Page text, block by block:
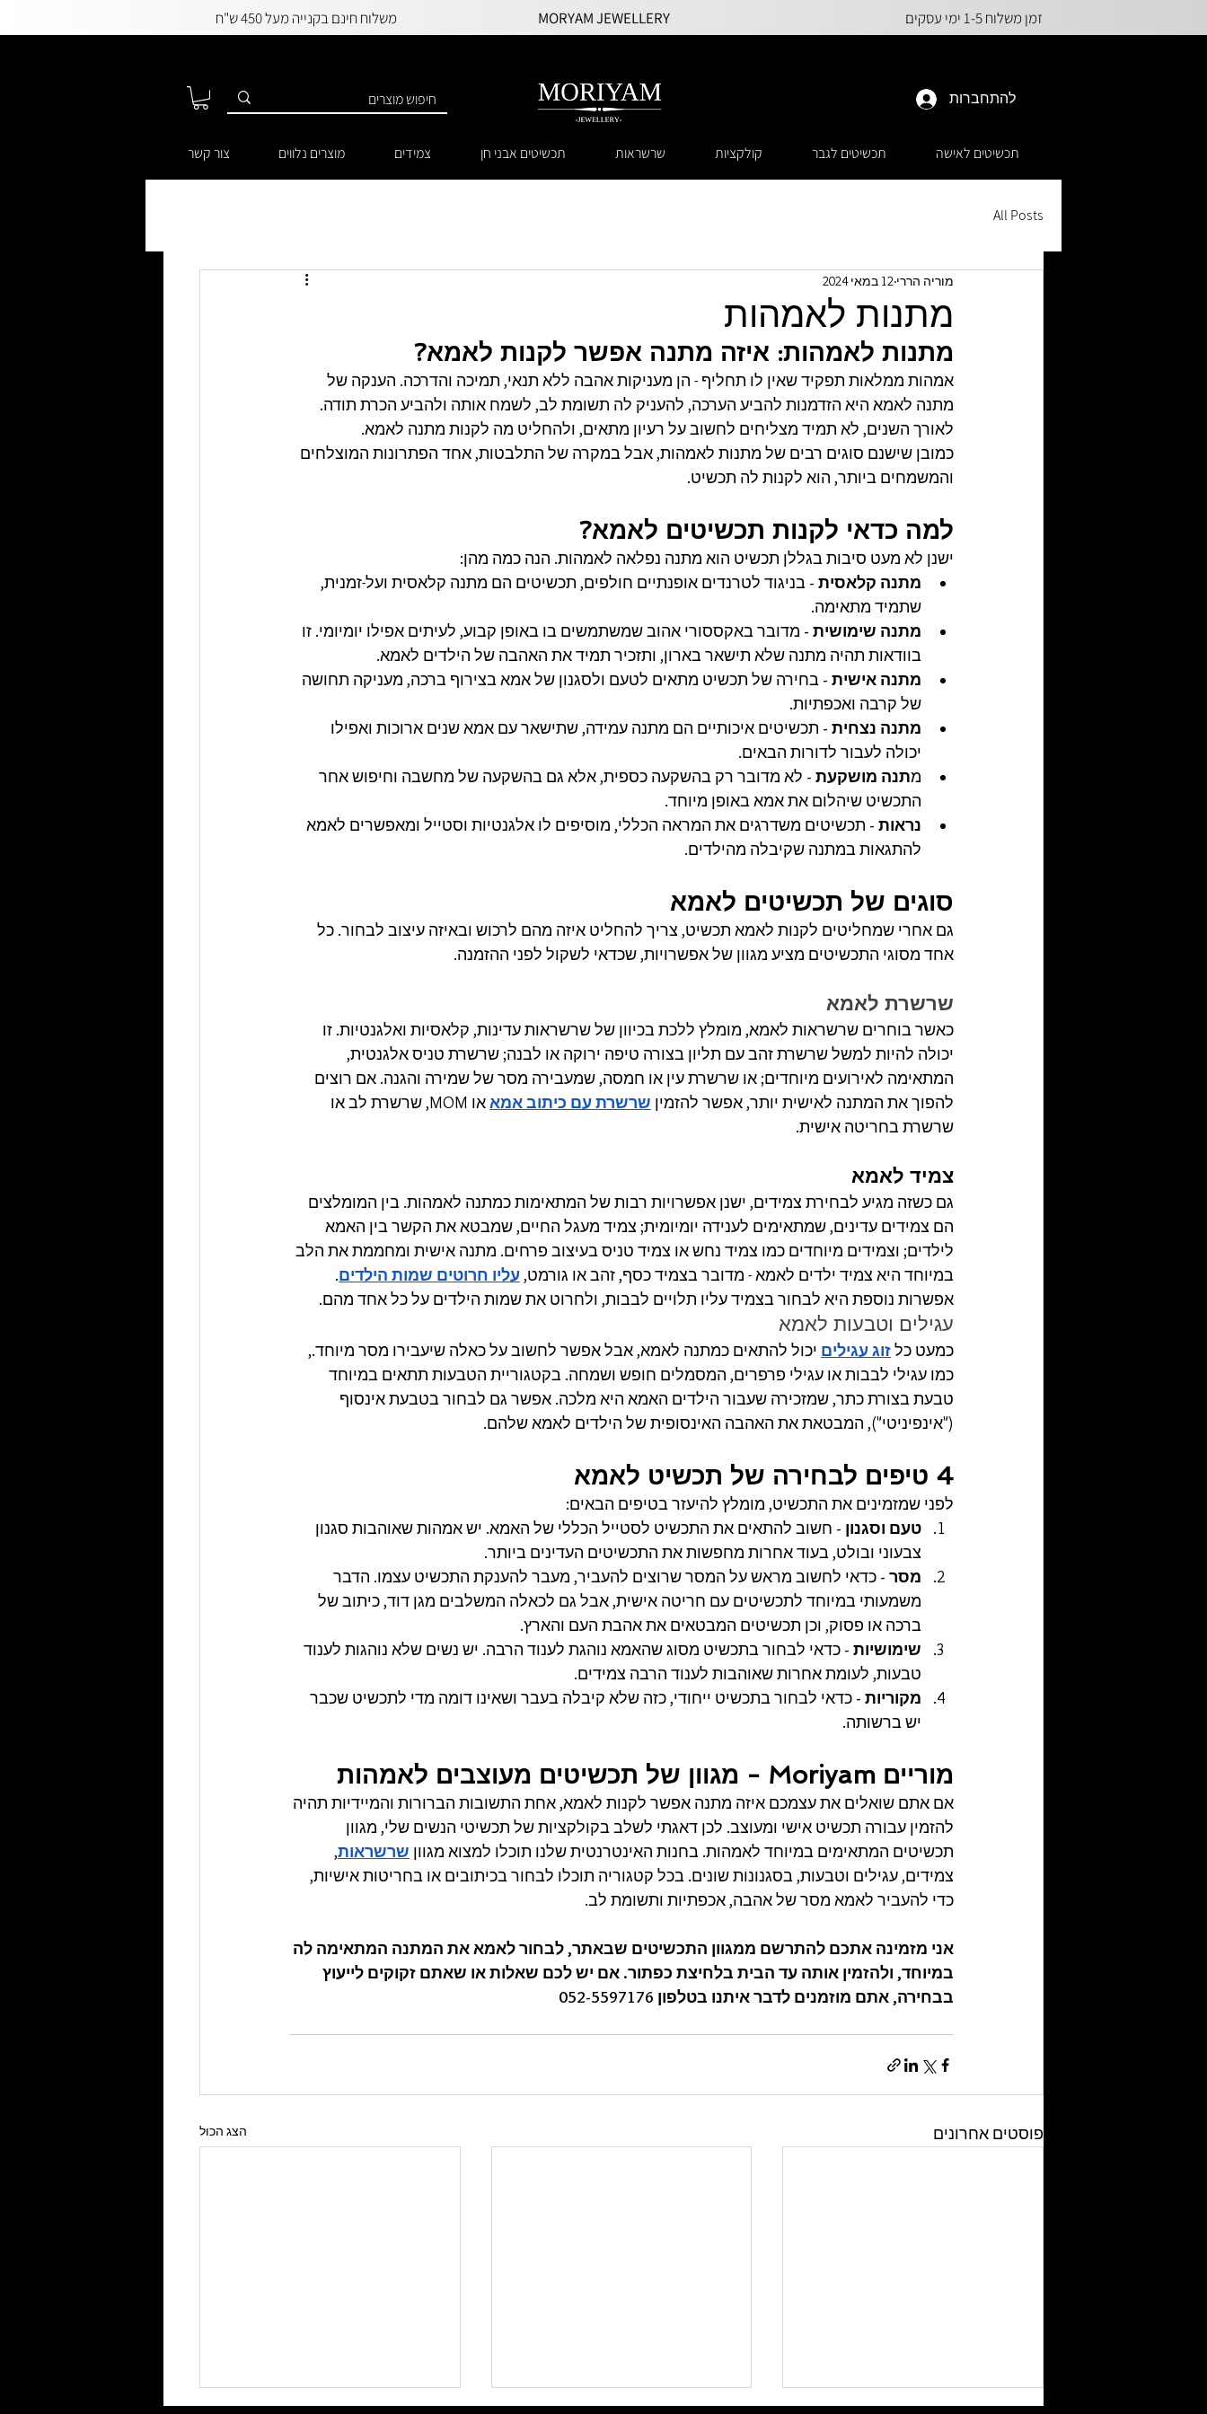
משלוח חינם בקנייה מעל 450 ש"ח MORYAM JEWELLERY זמן משלוח 1-5 ימי עסקים
להתחברות
תכשיטים לאישה תכשיטים לגבר קולקציות שרשראות תכשיטים אבני חן צמידים מוצרים נלווים צור קשר
All Posts
מתנות לאמהות
מוריה הררי 12 במאי 2024
מתנות לאמהות: איזה מתנה אפשר לקנות לאמא?
אמהות ממלאות תפקיד שאין לו תחליף - הן מעניקות אהבה ללא תנאי, תמיכה והדרכה. הענקה של
מתנה לאמא היא הזדמנות להביע הערכה, להעניק לה תשומת לב, לשמח אותה ולהביע הכרת תודה.
לאורך השנים, לא תמיד מצליחים לחשוב על רעיון מתאים, ולהחליט מה לקנות מתנה לאמא.
כמובן שישנם סוגים רבים של מתנות לאמהות, אבל במקרה של התלבטות, אחד הפתרונות המוצלחים
והמשמחים ביותר, הוא לקנות לה תכשיט.
למה כדאי לקנות תכשיטים לאמא?
ישנן לא מעט סיבות בגללן תכשיט הוא מתנה נפלאה לאמהות. הנה כמה מהן:
מתנה קלאסית - בניגוד לטרנדים אופנתיים חולפים, תכשיטים הם מתנה קלאסית ועל-זמנית,
שתמיד מתאימה.
מתנה שימושית - מדובר באקססורי אהוב שמשתמשים בו באופן קבוע, לעיתים אפילו יומיומי. זו
בוודאות תהיה מתנה שלא תישאר בארון, ותזכיר תמיד את האהבה של הילדים לאמא.
מתנה אישית - בחירה של תכשיט מתאים לטעם ולסגנון של אמא בצירוף ברכה, מעניקה תחושה
של קרבה ואכפתיות.
מתנה נצחית - תכשיטים איכותיים הם מתנה עמידה, שתישאר עם אמא שנים ארוכות ואפילו
יכולה לעבור לדורות הבאים.
מתנה מושקעת - לא מדובר רק בהשקעה כספית, אלא גם בהשקעה של מחשבה וחיפוש אחר
התכשיט שיהלום את אמא באופן מיוחד.
נראות - תכשיטים משדרגים את המראה הכללי, מוסיפים לו אלגנטיות וסטייל ומאפשרים לאמא
להתגאות במתנה שקיבלה מהילדים.
סוגים של תכשיטים לאמא
גם אחרי שמחליטים לקנות לאמא תכשיט, צריך להחליט איזה מהם לרכוש ובאיזה עיצוב לבחור. כל
אחד מסוגי התכשיטים מציע מגוון של אפשרויות, שכדאי לשקול לפני ההזמנה.
שרשרת לאמא
כאשר בוחרים שרשראות לאמא, מומלץ ללכת בכיוון של שרשראות עדינות, קלאסיות ואלגנטיות. זו
יכולה להיות למשל שרשרת זהב עם תליון בצורה טיפה ירוקה או לבנה; שרשרת טניס אלגנטית,
המתאימה לאירועים מיוחדים; או שרשרת עין או חמסה, שמעבירה מסר של שמירה והגנה. אם רוצים
להפוך את המתנה לאישית יותר, אפשר להזמין שרשרת עם כיתוב אמא
או MOM, שרשרת לב או
שרשרת בחריטה אישית.
צמיד לאמא
גם כשזה מגיע לבחירת צמידים, ישנן אפשרויות רבות של המתאימות כמתנה לאמהות. בין המומלצים
הם צמידים עדינים, שמתאימים לענידה יומיומית; צמיד מעגל החיים, שמבטא את הקשר בין האמא
לילדים; וצמידים מיוחדים כמו צמיד נחש או צמיד טניס בעיצוב פרחים. מתנה אישית ומחממת את הלב
במיוחד היא צמיד ילדים לאמא - מדובר בצמיד כסף, זהב או גורמט, עליו חרוטים שמות הילדים.
אפשרות נוספת היא לבחור בצמיד עליו תלויים לבבות, ולחרוט את שמות הילדים על כל אחד מהם.
עגילים וטבעות לאמא
כמעט כל זוג עגילים יכול להתאים כמתנה לאמא, אבל אפשר לחשוב על כאלה שיעבירו מסר מיוחד.,
כמו עגילי לבבות או עגילי פרפרים, המסמלים חופש ושמחה. בקטגוריית הטבעות תתאים במיוחד
טבעת בצורת כתר, שמזכירה שעבור הילדים האמא היא מלכה. אפשר גם לבחור בטבעת אינסוף
("אינפיניטי"), המבטאת את האהבה האינסופית של הילדים לאמא שלהם.
4 טיפים לבחירה של תכשיט לאמא
לפני שמזמינים את התכשיט, מומלץ להיעזר בטיפים הבאים:
טעם וסגנון - חשוב להתאים את התכשיט לסטייל הכללי של האמא. יש אמהות שאוהבות סגנון
צבעוני ובולט, בעוד אחרות מחפשות את התכשיטים העדינים ביותר.
מסר - כדאי לחשוב מראש על המסר שרוצים להעביר, מעבר להענקת התכשיט עצמו. הדבר
משמעותי במיוחד לתכשיטים עם חריטה אישית, אבל גם לכאלה המשלבים מגן דוד, כיתוב של
ברכה או פסוק, וכן תכשיטים המבטאים את אהבת העם והארץ.
שימושיות - כדאי לבחור בתכשיט מסוג שהאמא נוהגת לענוד הרבה. יש נשים שלא נוהגות לענוד
טבעות, לעומת אחרות שאוהבות לענוד הרבה צמידים.
מקוריות - כדאי לבחור בתכשיט ייחודי, כזה שלא קיבלה בעבר ושאינו דומה מדי לתכשיט שכבר
יש ברשותה.
מוריים Moriyam - מגוון של תכשיטים מעוצבים לאמהות
אם אתם שואלים את עצמכם איזה מתנה אפשר לקנות לאמא, אחת התשובות הברורות והמיידיות תהיה
להזמין עבורה תכשיט אישי ומעוצב. לכן דאגתי לשלב בקולקציות של תכשיטי הנשים שלי, מגוון
תכשיטים המתאימים במיוחד לאמהות. בחנות האינטרנטית שלנו תוכלו למצוא מגוון שרשראות,
צמידים, עגילים וטבעות, בסגנונות שונים. בכל קטגוריה תוכלו לבחור בכיתובים או בחריטות אישיות,
כדי להעביר לאמא מסר של אהבה, אכפתיות ותשומת לב.
אני מזמינה אתכם להתרשם ממגוון התכשיטים שבאתר, לבחור לאמא את המתנה המתאימה לה
במיוחד, ולהזמין אותה עד הבית בלחיצת כפתור. אם יש לכם שאלות או שאתם זקוקים לייעוץ
בבחירה, אתם מוזמנים לדבר איתנו בטלפון 052-5597176
פוסטים אחרונים הצג הכול